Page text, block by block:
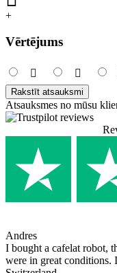
+
Vērtējums
Rakstīt atsauksmi
Atsauksmes no mūsu
Andres
I bought a cafelat robot,
were in great